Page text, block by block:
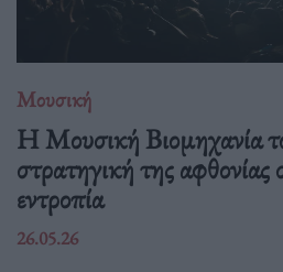
Μουσική
Η Μουσική Βιομηχανία
στρατηγική της
εντροπία
26.05.26